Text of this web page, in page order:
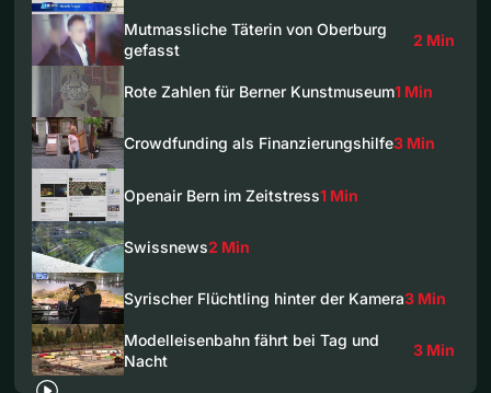
Mutmassliche Täterin von Oberburg
gefasst
2 Min
Rote Zahlen für Berner Kunstmuseum1 Min
Crowdfunding als Finanzierungshilfe3 Min
Openair Bern im Zeitstress1 Min
Swissnews2 Min
Syrischer Flüchtling hinter der Kamera3 Min
Modelleisenbahn fährt bei Tag und
Nacht
3 Min